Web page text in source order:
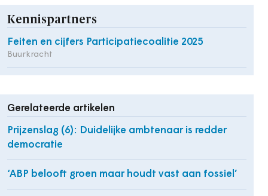
Kennispartners
Feiten en cijfers Participatiecoalitie 2025
Buurkracht
Gerelateerde artikelen
Prijzenslag (6): Duidelijke ambtenaar is redder
democratie
‘ABP belooft groen maar houdt vast aan fossiel’